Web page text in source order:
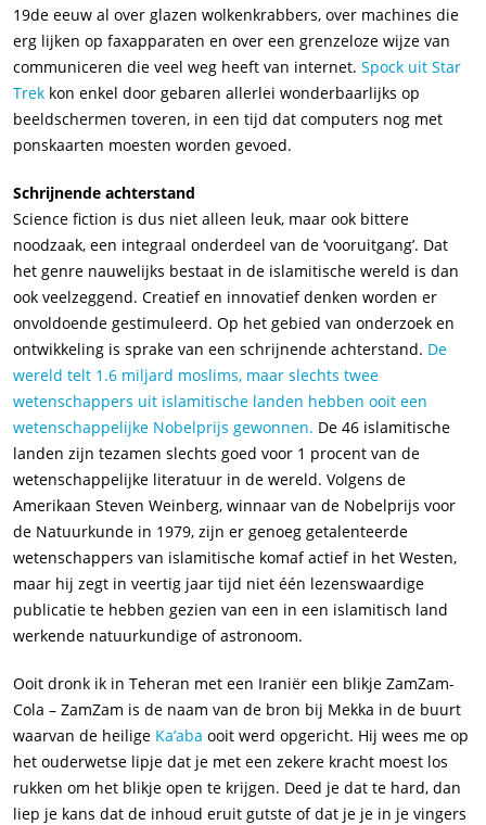
19de eeuw al over glazen wolkenkrabbers, over machines die
erg lijken op faxapparaten en over een grenzeloze wijze van
communiceren die veel weg heeft van internet. Spock uit Star
Trek kon enkel door gebaren allerlei wonderbaarlijks op
beeldschermen toveren, in een tijd dat computers nog met
ponskaarten moesten worden gevoed.
Schrijnende achterstand
Science fiction is dus niet alleen leuk, maar ook bittere
noodzaak, een integraal onderdeel van de ‘vooruitgang’. Dat
het genre nauwelijks bestaat in de islamitische wereld is dan
ook veelzeggend. Creatief en innovatief denken worden er
onvoldoende gestimuleerd. Op het gebied van onderzoek en
ontwikkeling is sprake van een schrijnende achterstand. De
wereld telt 1.6 miljard moslims, maar slechts twee
wetenschappers uit islamitische landen hebben ooit een
wetenschappelijke Nobelprijs gewonnen. De 46 islamitische
landen zijn tezamen slechts goed voor 1 procent van de
wetenschappelijke literatuur in de wereld. Volgens de
Amerikaan Steven Weinberg, winnaar van de Nobelprijs voor
de Natuurkunde in 1979, zijn er genoeg getalenteerde
wetenschappers van islamitische komaf actief in het Westen,
maar hij zegt in veertig jaar tijd niet één lezenswaardige
publicatie te hebben gezien van een in een islamitisch land
werkende natuurkundige of astronoom.
Ooit dronk ik in Teheran met een Iraniër een blikje ZamZam-
Cola – ZamZam is de naam van de bron bij Mekka in de buurt
waarvan de heilige Ka’aba ooit werd opgericht. Hij wees me op
het ouderwetse lipje dat je met een zekere kracht moest los
rukken om het blikje open te krijgen. Deed je dat te hard, dan
liep je kans dat de inhoud eruit gutste of dat je je in je vingers